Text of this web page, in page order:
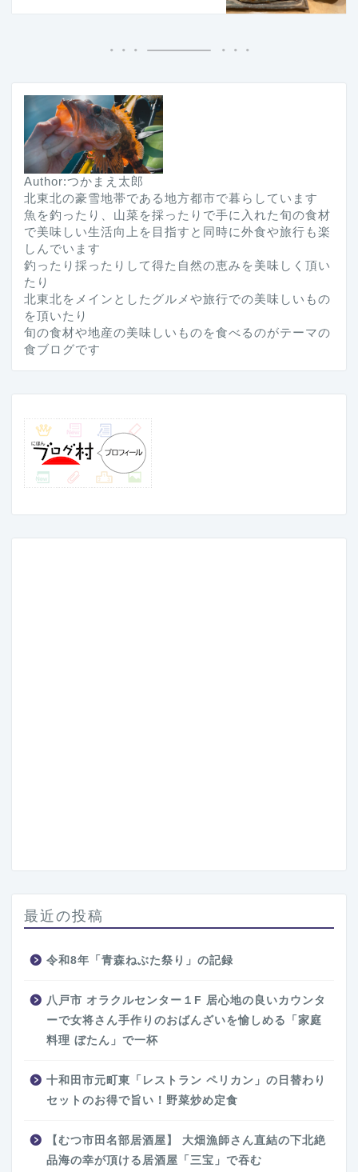
Author:つかまえ太郎
北東北の豪雪地帯である地方都市で暮らしています
魚を釣ったり、山菜を採ったりで手に入れた旬の食材
で美味しい生活向上を目指すと同時に外食や旅行も楽
しんでいます
釣ったり採ったりして得た自然の恵みを美味しく頂い
たり
北東北をメインとしたグルメや旅行での美味しいもの
を頂いたり
旬の食材や地産の美味しいものを食べるのがテーマの
食ブログです
最近の投稿
令和8年「青森ねぶた祭り」の記録
八戸市 オラクルセンター１F 居心地の良いカウンタ
ーで女将さん手作りのおばんざいを愉しめる「家庭
料理 ぼたん」で一杯
十和田市元町東「レストラン ペリカン」の日替わり
セットのお得で旨い！野菜炒め定食
【むつ市田名部居酒屋】 大畑漁師さん直結の下北絶
品海の幸が頂ける居酒屋「三宝」で吞む